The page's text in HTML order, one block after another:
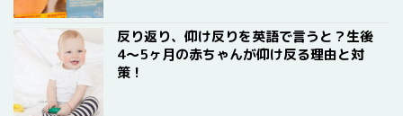
反り返り、仰け反りを英語で言うと？生後
4〜5ヶ月の赤ちゃんが仰け反る理由と対
策！